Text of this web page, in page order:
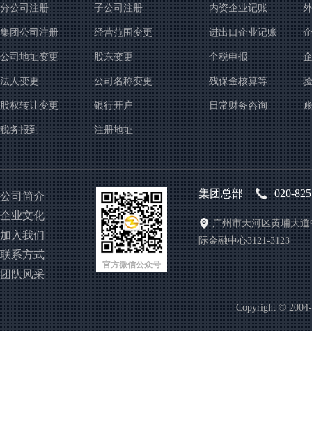
分公司注册 子公司注册
集团公司注册 经营范围变更
公司地址变更 股东变更
法人变更 公司名称变更
股权转让变更 银行开户
税务报到 注册地址
内资企业记账
进出口企业记账
个税申报
残保金核算等
日常财务咨询
公司简介
企业文化
加入我们
联系方式
团队风采
官方微信公众号
集团总部 020-
广州市天河区黄埔大
际金融中心3121-3123
Copyright ©